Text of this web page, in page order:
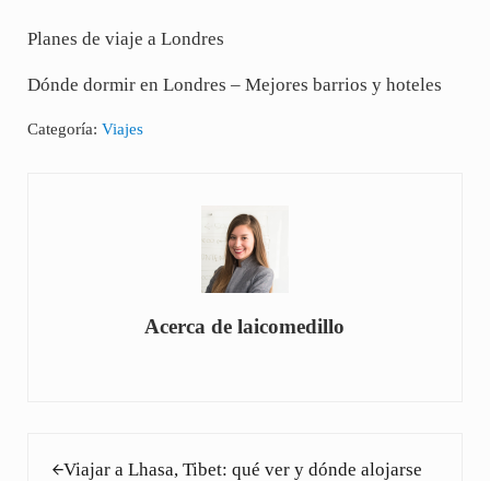
Planes de viaje a Londres
Dónde dormir en Londres – Mejores barrios y hoteles
Categoría: Viajes
Acerca delaicomedillo
Viajar a Lhasa, Tibet: qué ver y dónde alojarse